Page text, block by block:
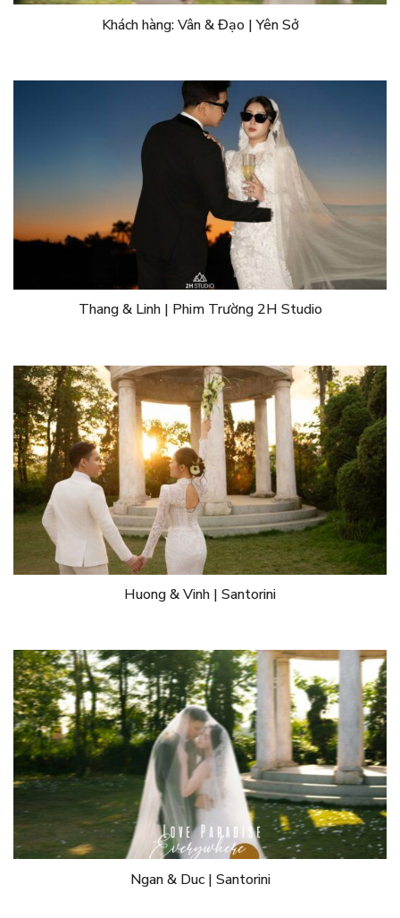
Khách hàng: Vân & Đạo | Yên Sở
Thang & Linh | Phim Trường 2H Studio
Huong & Vinh | Santorini
Ngan & Duc | Santorini